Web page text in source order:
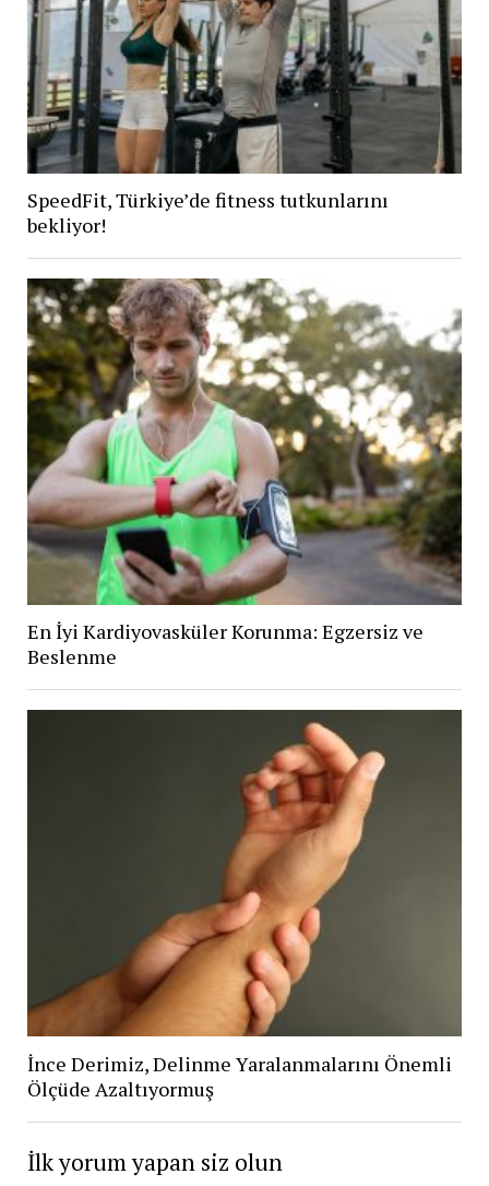
SpeedFit, Türkiye’de fitness tutkunlarını
bekliyor!
En İyi Kardiyovasküler Korunma: Egzersiz ve
Beslenme
İnce Derimiz, Delinme Yaralanmalarını Önemli
Ölçüde Azaltıyormuş
İlk yorum yapan siz olun